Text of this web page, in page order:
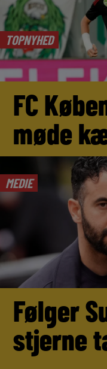
TOPNYHED
FC
møde
MEDIE
Følger
stjerne